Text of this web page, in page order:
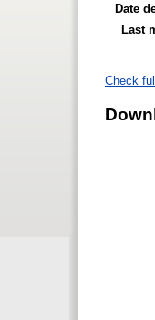
Date
Last
Check